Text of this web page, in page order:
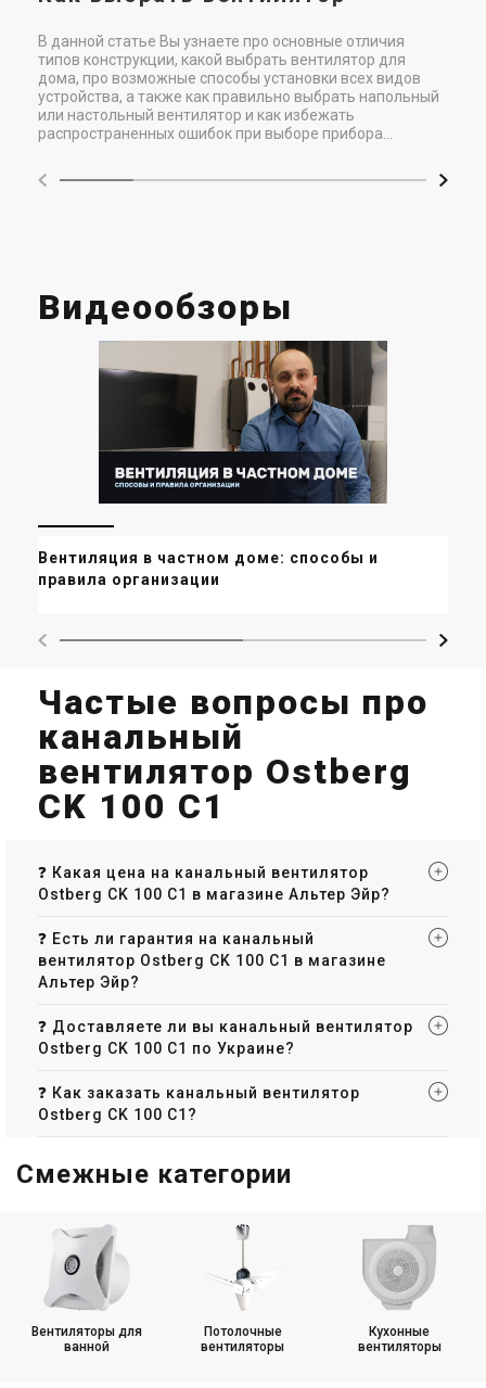
В данной статье Вы узнаете про основные отличия
типов конструкции, какой выбрать вентилятор для
дома, про возможные способы установки всех видов
устройства, а также как правильно выбрать напольный
или настольный вентилятор и как избежать
распространенных ошибок при выборе прибора...
Видеообзоры
Вентиляция в частном доме: способы и
правила организации
Частые вопросы про
канальный
вентилятор Ostberg
CK 100 C1
❓ Какая цена на канальный вентилятор
Ostberg CK 100 C1 в магазине Альтер Эйр?
❓ Есть ли гарантия на канальный
вентилятор Ostberg CK 100 C1 в магазине
Альтер Эйр?
❓ Доставляете ли вы канальный вентилятор
Ostberg CK 100 C1 по Украине?
❓ Как заказать канальный вентилятор
Ostberg CK 100 C1?
Смежные категории
Вентиляторы для
ванной
Потолочные
вентиляторы
Кухонные
вентиляторы